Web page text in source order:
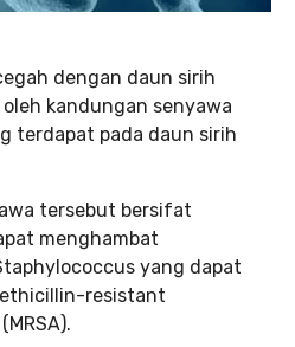
dengan daun sirih
kandungan senyawa
terdapat pada daun sirih
tersebut bersifat
menghambat
yang dapat
resistant